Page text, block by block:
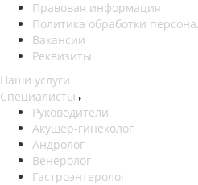
Правовая информация
Политика обработки
Вакансии
Реквизиты
Наши услуги
Специалисты
Руководители
Акушер-гинеколог
Андролог
Венеролог
Гастроэнтеролог